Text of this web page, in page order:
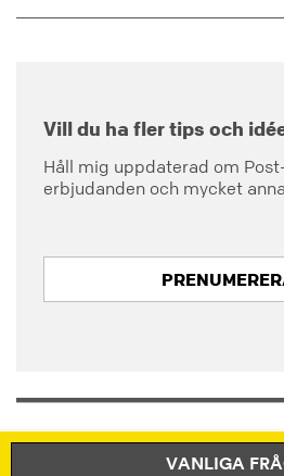
Vill du ha fler tips och
Håll mig uppdaterad om
erbjudanden och mycket
VANLIGA